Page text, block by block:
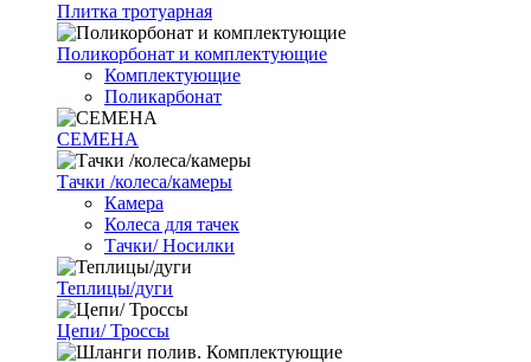
Плитка тротуарная
Поликорбонат и комплектующие
Комплектующие
Поликарбонат
СЕМЕНА
Тачки /колеса/камеры
Камера
Колеса для тачек
Тачки/ Носилки
Теплицы/дуги
Цепи/ Троссы